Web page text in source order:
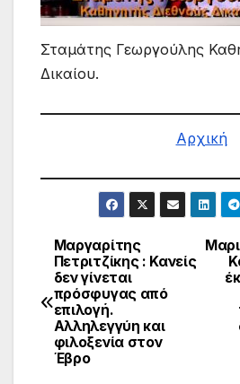
Σταμάτης Γεωργούλης
Δικαίου.
Αρχική
Πλοήγηση
άρθρων
Μαργαρίτης
Πετριτζίκης : Κανείς
δεν γίνεται
πρόσφυγας από
επιλογή.
Αλληλεγγύη και
φιλοξενία στον
Έβρο